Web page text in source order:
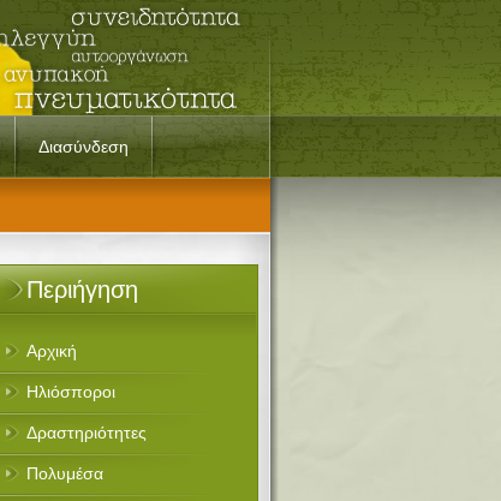
Διασύνδεση
Περιήγηση
Αρχική
Ηλιόσποροι
Δραστηριότητες
Πολυμέσα